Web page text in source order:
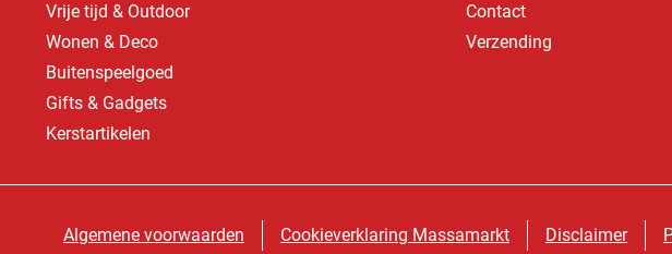
Vrije tijd & Outdoor
Wonen & Deco
Buitenspeelgoed
Gifts & Gadgets
Kerstartikelen
Contact
Verzending
Algemene voorwaarden Cookieverklaring Massamarkt Disclaimer